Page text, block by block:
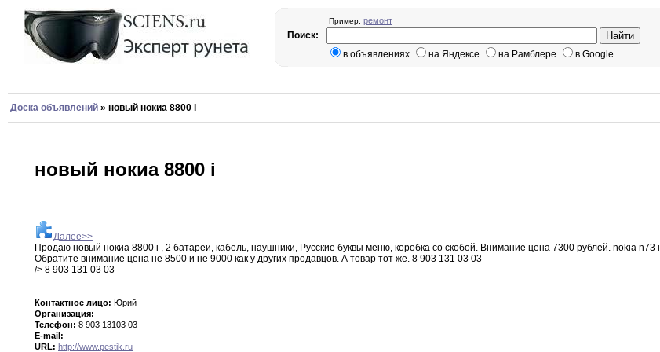
Пример: ремонт
Поиск:
в объявлениях
на Яндексе на Рамблере в Google
Доска объявлений » новый нокиа 8800 i
новый нокиа 8800 i
Далее>>
Продаю новый нокиа 8800 i , 2 батареи, кабель, наушники, Русские буквы меню, коробка со скобой. Внимание цена 7300 рублей. nokia n73 i
Обратите внимание цена не 8500 и не 9000 как у других продавцов. А товар тот же. 8 903 131 03 03
/> 8 903 131 03 03
Контактное лицо: Юрий
Организация:
Телефон: 8 903 13103 03
E-mail:
URL: http://www.pestik.ru